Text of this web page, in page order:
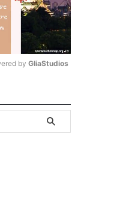
u
t
by GliaStudios